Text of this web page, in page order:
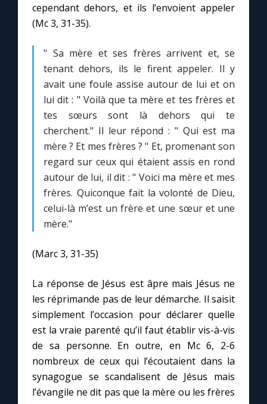
cependant dehors, et ils l’envoient appeler
(Mc 3, 31-35).
" Sa mère et ses frères arrivent et, se
tenant dehors, ils le firent appeler. Il y
avait une foule assise autour de lui et on
lui dit : " Voilà que ta mère et tes frères et
tes sœurs sont là dehors qui te
cherchent." Il leur répond : " Qui est ma
mère ? Et mes frères ? " Et, promenant son
regard sur ceux qui étaient assis en rond
autour de lui, il dit : " Voici ma mère et mes
frères. Quiconque fait la volonté de Dieu,
celui-là m’est un frère et une sœur et une
mère."
(Marc 3, 31-35)
La réponse de Jésus est âpre mais Jésus ne
les réprimande pas de leur démarche. Il saisit
simplement l’occasion pour déclarer quelle
est la vraie parenté qu’il faut établir vis-à-vis
de sa personne. En outre, en Mc 6, 2-6
nombreux de ceux qui l’écoutaient dans la
synagogue se scandalisent de Jésus mais
l’évangile ne dit pas que la mère ou les frères